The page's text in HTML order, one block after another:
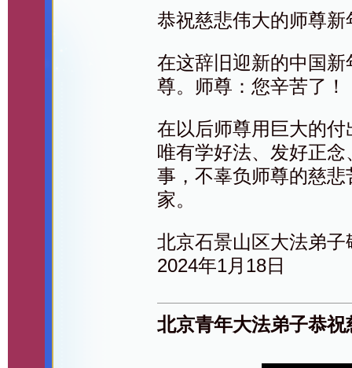
恭祝慈悲伟大的师尊新
在这辞旧迎新的中国
尊。师尊：您辛苦了！
在以后师尊用巨大的
唯有学好法、发好正
事，不辜负师尊的慈
家。
北京石景山区大法弟子
2024年1月18日
北京青年大法弟子恭